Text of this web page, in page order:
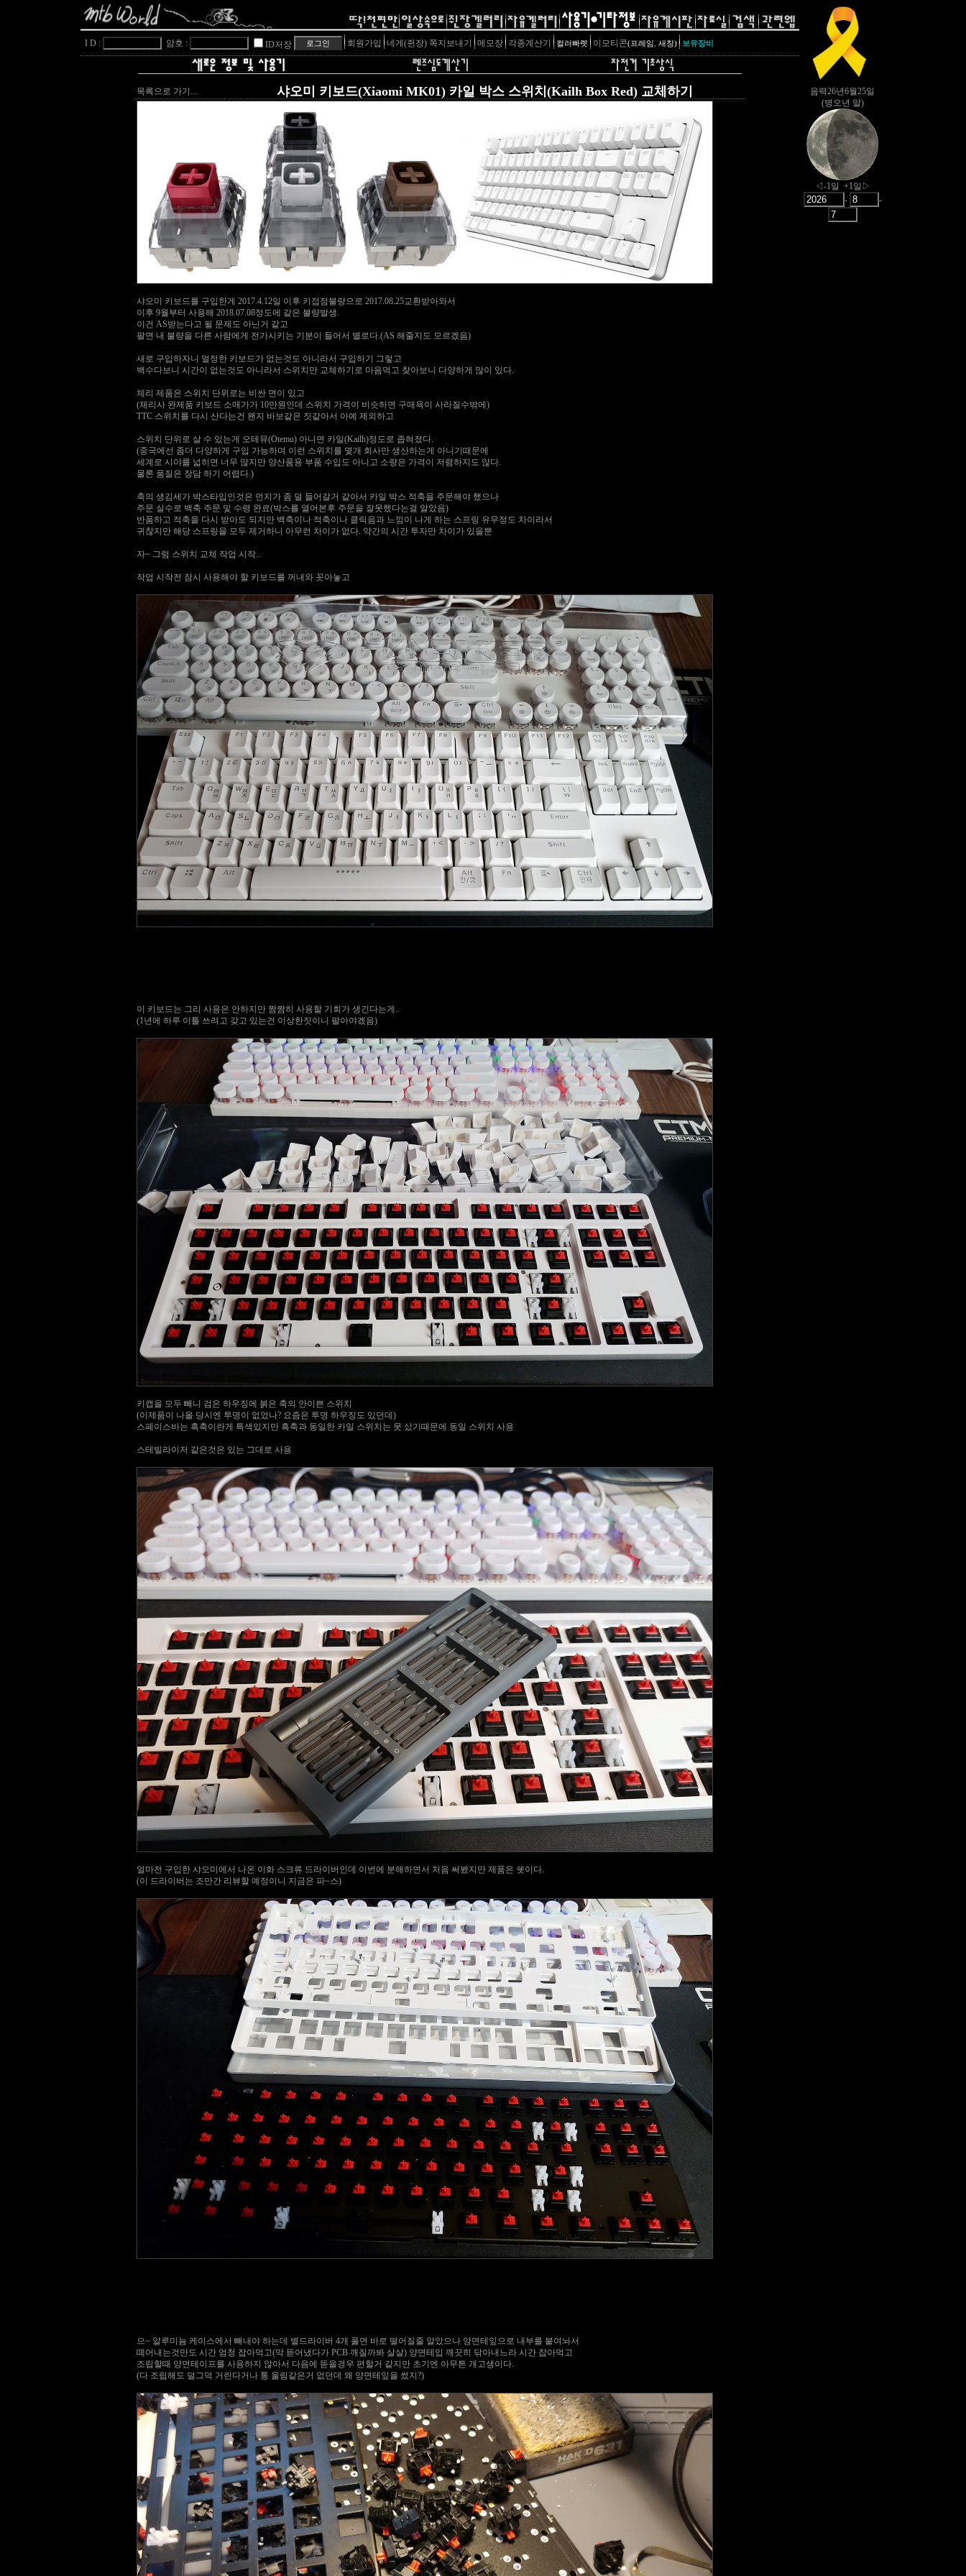
I D : 암호 : ID저장 회원가입 네게(쥔장) 쪽지보내기 메모장 각종계산기 컬러빠렛 이모티콘(프레임, 새창) 보유장비
목록으로 가기... 샤오미 키보드(Xiaomi MK01) 카일 박스 스위치(Kailh Box Red) 교체하기
샤오미 키보드를 구입한게 2017.4.12일 이후 키접점불량으로 2017.08.25교환받아와서
이후 9월부터 사용해 2018.07.08정도에 같은 불량발생.
이건 AS받는다고 될 문제도 아닌거 같고
팔면 내 불량을 다른 사람에게 전가시키는 기분이 들어서 별로다.(AS 해줄지도 모르겠음)
새로 구입하자니 멀정한 키보드가 없는것도 아니라서 구입하기 그렇고
백수다보니 시간이 없는것도 아니라서 스위치만 교체하기로 마음먹고 찾아보니 다양하게 많이 있다.
체리 제품은 스위치 단위로는 비싼 면이 있고
(체리사 완제품 키보드 소매가가 10만원인데 스위치 가격이 비슷하면 구매욕이 사라질수밖에)
TTC 스위치를 다시 산다는건 왠지 바보같은 짓같아서 아예 제외하고
스위치 단위로 살 수 있는게 오테뮤(Otemu) 아니면 카일(Kailh)정도로 좁혀졌다.
(중국에선 좀더 다양하게 구입 가능하며 이런 스위치를 몇개 회사만 생산하는게 아니기때문에
세계로 시야를 넓히면 너무 많지만 양산품용 부품 수입도 아니고 소량은 가격이 저렴하지도 않다.
물론 품질은 장담 하기 어렵다.)
축의 생김세가 박스타입인것은 먼지가 좀 덜 들어갈거 같아서 카일 박스 적축을 주문해야 했으나
주문 실수로 백축 주문 및 수령 완료(박스를 열어본후 주문을 잘못했다는걸 알았음)
반품하고 적축을 다시 받아도 되지만 백축이나 적축이나 클릭음과 느낌이 나게 하는 스프링 유무정도 차이라서
귀찮지만 해당 스프링을 모두 제거하니 아무런 차이가 없다. 약간의 시간 투자만 차이가 있을뿐
자~ 그럼 스위치 교체 작업 시작..
작업 시작전 잠시 사용해야 할 키보드를 꺼내와 꼿아놓고
이 키보드는 그리 사용은 안하지만 짬짬히 사용할 기회가 생긴다는게..
(1년에 하루 이틀 쓰려고 갖고 있는건 이상한짓이니 팔아야겠음)
키캡을 모두 빼니 검은 하우징에 붉은 축의 안이쁜 스위치
(이제품이 나올 당시엔 투명이 없었나? 요즘은 투명 하우징도 있던데)
스페이스바는 흑축이란게 특색있지만 흑축과 동일한 카일 스위치는 못 샀기때문에 동일 스위치 사용
스테빌라이저 같은것은 있는 그대로 사용
얼마전 구입한 샤오미에서 나온 이화 스크류 드라이버인데 이번에 분해하면서 처음 써봤지만 제품은 쉣이다.
(이 드라이버는 조만간 리뷰할 예정이니 지금은 파~스)
으~ 알루미늄 케이스에서 빼내야 하는데 별드라이버 4개 풀면 바로 떨어질줄 알았으나 양면테잎으로 내부를 붙여놔서
떼어내는것만도 시간 엄청 잡아먹고(막 뜯어냈다가 PCB 깨질까봐 살살) 양면테입 깨끗히 닦아내느라 시간 잡아먹고
조립할때 양면테이프를 사용하지 않아서 다음에 뜯을경우 편할거 같지만 초기엔 아무튼 개고생이다.
(다 조립해도 덜그덕 거린다거나 통 울림같은거 없던데 왜 양면테잎을 썼지?)